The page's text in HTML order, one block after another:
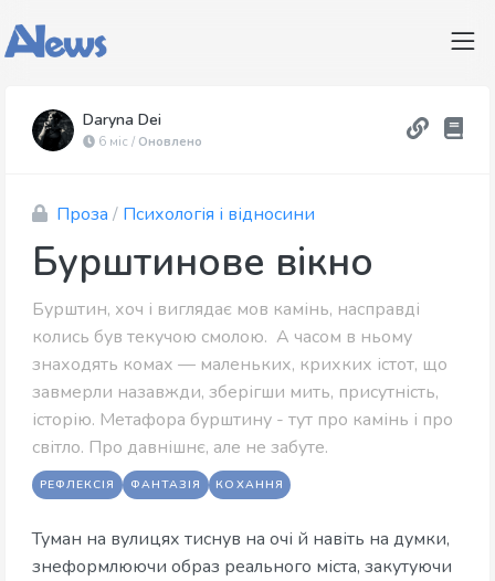
Daryna Dei
6 міс / Оновлено
Проза / Психологія і відносини
Бурштинове вікно
Бурштин, хоч і виглядає мов камінь, насправді
колись був текучою смолою. А часом в ньому
знаходять комах — маленьких, крихких істот, що
завмерли назавжди, зберігши мить, присутність,
історію. Метафора бурштину - тут про камінь і про
світло. Про давнішнє, але не забуте.
РЕФЛЕКСІЯ ФАНТАЗІЯ КОХАННЯ
Туман на вулицях тиснув на очі й навіть на думки,
знеформлюючи образ реального міста, закутуючи